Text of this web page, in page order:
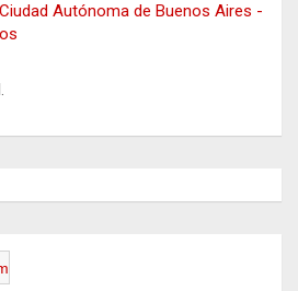
Autónoma de Buenos Aires -